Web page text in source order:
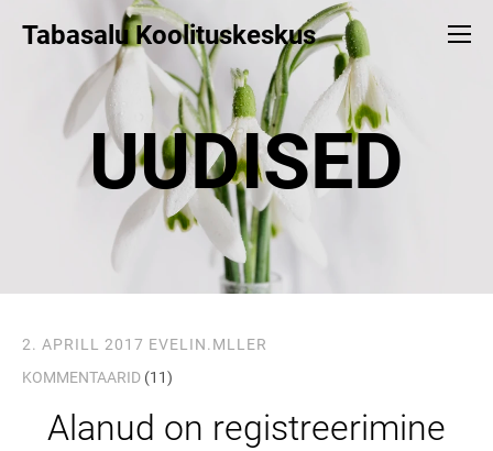
Tabasalu Koolituskeskus
UUDISED
2. APRILL 2017 EVELIN.MLLER
KOMMENTAARID (11)
Alanud on registreerimine